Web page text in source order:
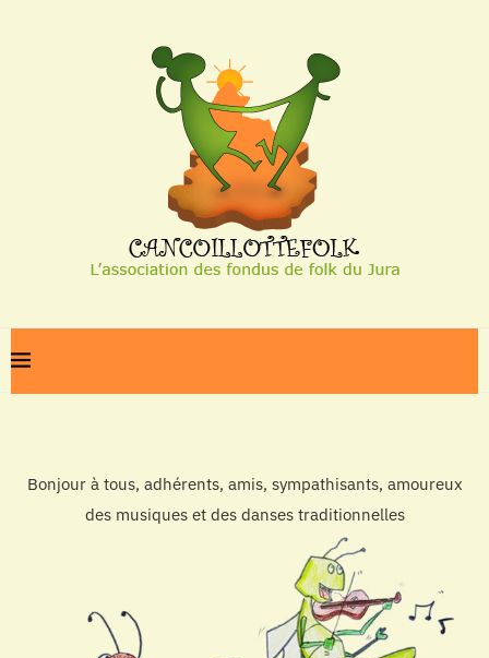
Bonjour à tous, adhérents, amis, sympathisants, amoureux
des musiques et des danses traditionnelles